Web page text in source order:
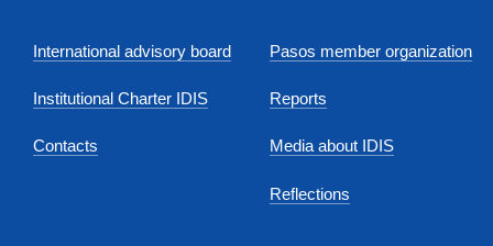
International advisory board
Institutional Charter IDIS
Contacts
Pasos member organization
Reports
Media about IDIS
Reflections